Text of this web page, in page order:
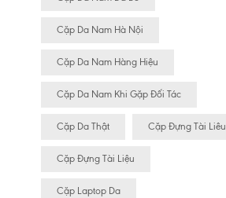
Cặp Da Nam Hà Nội
Cặp Da Nam Hàng Hiệu
Cặp Da Nam Khi Gặp Đối Tác
Cặp Da Thật Cặp Đựng Tài Liêu
Cặp Đựng Tài Liệu
Cặp Laptop Da